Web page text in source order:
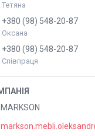
Тетяна
+380 (98) 548-20-87
Оксана
+380 (98) 548-20-87
Співпраця
MARKSON